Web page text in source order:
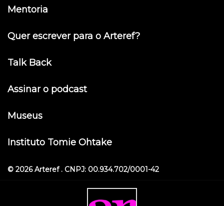
Mentoria
Quer escrever para o Arteref?
Talk Back
Assinar o podcast
Museus
Instituto Tomie Ohtake
© 2026 Arteref . CNPJ: 00.934.702/0001-42